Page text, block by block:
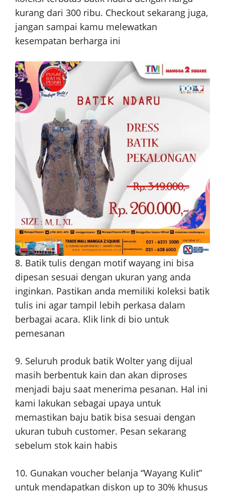
kurang dari 300 ribu. Checkout sekarang juga,
jangan sampai kamu melewatkan
kesempatan berharga ini
8. Batik tulis dengan motif wayang ini bisa
dipesan sesuai dengan ukuran yang anda
inginkan. Pastikan anda memiliki koleksi batik
tulis ini agar tampil lebih perkasa dalam
berbagai acara. Klik link di bio untuk
pemesanan
9. Seluruh produk batik Wolter yang dijual
masih berbentuk kain dan akan diproses
menjadi baju saat menerima pesanan. Hal ini
kami lakukan sebagai upaya untuk
memastikan baju batik bisa sesuai dengan
ukuran tubuh customer. Pesan sekarang
sebelum stok kain habis
10. Gunakan voucher belanja “Wayang Kulit”
untuk mendapatkan diskon up to 30% khusus